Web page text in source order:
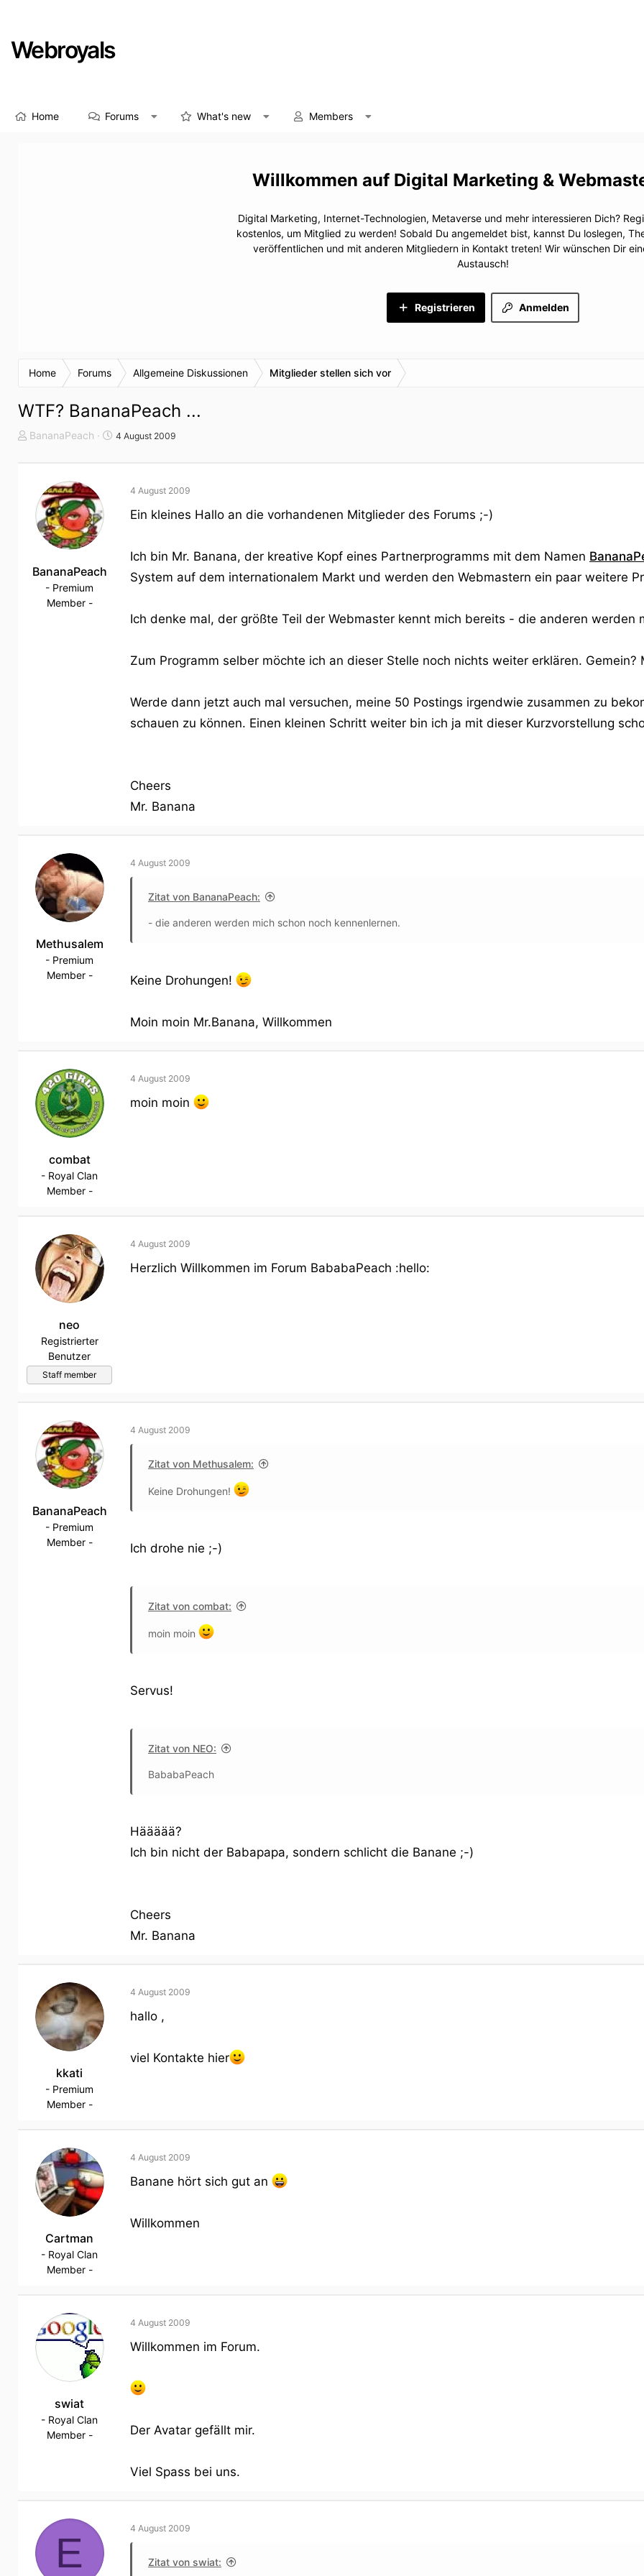
Webroyals
Home Forums What's new Members
Digital Marketing &
Digital Marketing, Internet-Technologien, Metaverse und mehr interessieren Dich?
kostenlos, um Mitglied zu werden! Sobald Du angemeldet bist, kannst Du loslegen,
veröffentlichen und mit anderen Mitgliedern in Kontakt treten! Wir wünschen Dir
Austausch!
Anmelden
Registrieren
Home Forums Allgemeine Diskussionen Mitglieder stellen sich vor
WTF? BananaPeach ...
T
BananaPeach
S
4 August 2009
BananaPeach
- Premium
Member -
4 August 2009
Ein kleines Hallo an die vorhandenen Mitglieder des Forums ;-)
Ich bin Mr. Banana, der kreative Kopf eines Partnerprogramms mit dem Namen
System auf dem internationalem Markt und werden den Webmastern ein paar weitere
Ich denke mal, der größte Teil der Webmaster kennt mich bereits - die anderen werden
Zum Programm selber möchte ich an dieser Stelle noch nichts weiter erklären. Gemein?
Werde dann jetzt auch mal versuchen, meine 50 Postings irgendwie zusammen zu
schauen zu können. Einen kleinen Schritt weiter bin ich ja mit dieser Kurzvorstellung
Cheers
Mr. Banana
Methusalem
- Premium
Member -
4 August 2009
Zitat von BananaPeach:
- die anderen werden mich schon noch kennenlernen.
Keine Drohungen!
Moin moin Mr.Banana, Willkommen
combat
- Royal Clan
Member -
4 August 2009
moin moin
neo
Registrierter
Benutzer
Staff member
4 August 2009
Herzlich Willkommen im Forum BababaPeach :hello:
BananaPeach
- Premium
Member -
4 August 2009
Zitat von Methusalem:
Keine Drohungen!
Ich drohe nie ;-)
Zitat von combat:
moin moin
Servus!
Zitat von NEO:
BababaPeach
Häääää?
Ich bin nicht der Babapapa, sondern schlicht die Banane ;-)
Cheers
Mr. Banana
kkati
- Premium
Member -
4 August 2009
hallo ,
viel Kontakte hier
Cartman
- Royal Clan
Member -
4 August 2009
Banane hört sich gut an
Willkommen
swiat
- Royal Clan
Member -
4 August 2009
Willkommen im Forum.
Der Avatar gefällt mir.
Viel Spass bei uns.
E
4 August 2009
Zitat von swiat: